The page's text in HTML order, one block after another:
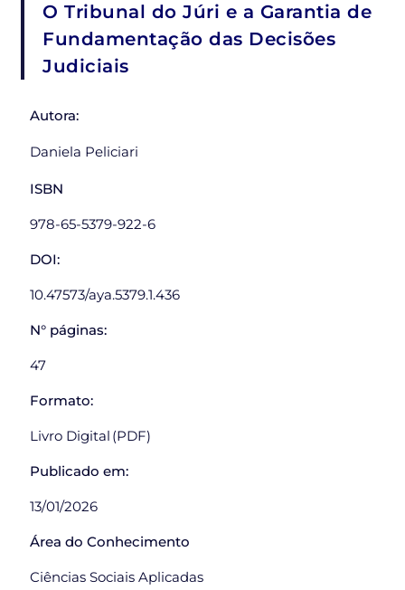
O Tribunal do Júri e a Garantia de
Fundamentação das Decisões
Judiciais
Autora:
Daniela Peliciari
ISBN
978-65-5379-922-6
DOI:
10.47573/aya.5379.1.436
N° páginas:
47
Formato:
Livro Digital (PDF)
Publicado em:
13/01/2026
Área do Conhecimento
Ciências Sociais Aplicadas